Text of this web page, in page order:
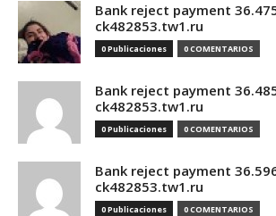
Bank reject payment
ck482853.tw1.ru
0 Publicaciones 0 COMENTARIOS
Bank reject payment
ck482853.tw1.ru
0 Publicaciones 0 COMENTARIOS
Bank reject payment
ck482853.tw1.ru
0 Publicaciones 0 COMENTARIOS